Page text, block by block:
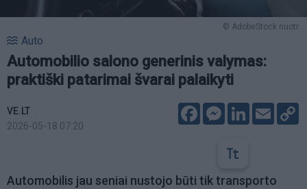
© AdobeStock nuotr.
Auto
Automobilio salono generinis valymas:
praktiški patarimai švarai palaikyti
VE.LT
2026-05-18 07:20
FacebookMessenger
LinkedIn
Email
Automobilis jau seniai nustojo būti tik transporto